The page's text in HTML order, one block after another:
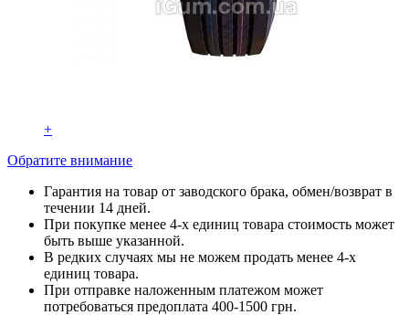
+
Обратите внимание
Гарантия на товар от заводского брака, обмен/возврат в
течении 14 дней.
При покупке менее 4-х единиц товара стоимость может
быть выше указанной.
В редких случаях мы не можем продать менее 4-х
единиц товара.
При отправке наложенным платежом может
потребоваться предоплата 400-1500 грн.